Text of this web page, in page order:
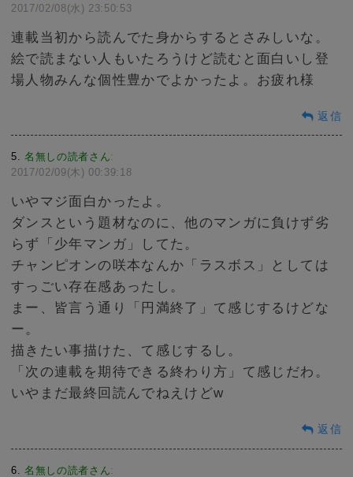
2017/02/08(水) 23:50:53
連載当初から読んでた身からするとさみしいな。
絵で読まない人もいたろうけど読むと面白いし登
場人物みんな個性豊かでよかったよ。お疲れ様
返信
5 名無しの読者さん:
2017/02/09(木) 00:39:18
いやマジ面白かったよ。
ダンスという題材なのに、他のマンガに負けず劣
らず「少年マンガ」してた。
チャンピオンの咲本なんか「ラスボス」としては
すっごい存在感あったし。
まー、皆言う通り「円満終了」て感じするけどな
ー。
描きたい事描けた、て感じするし。
「次の連載を期待できる終わり方」て感じだわ。
いやまだ最終回読んでねえけどw
返信
6 名無しの読者さん: